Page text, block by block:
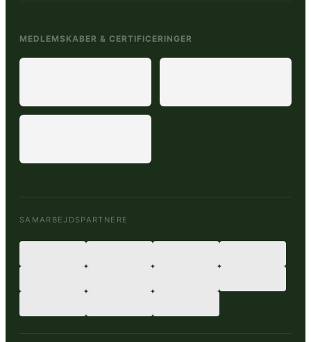
MEDLEMSKABER & CERTIFICERINGER
SAMARBEJDSPARTNERE